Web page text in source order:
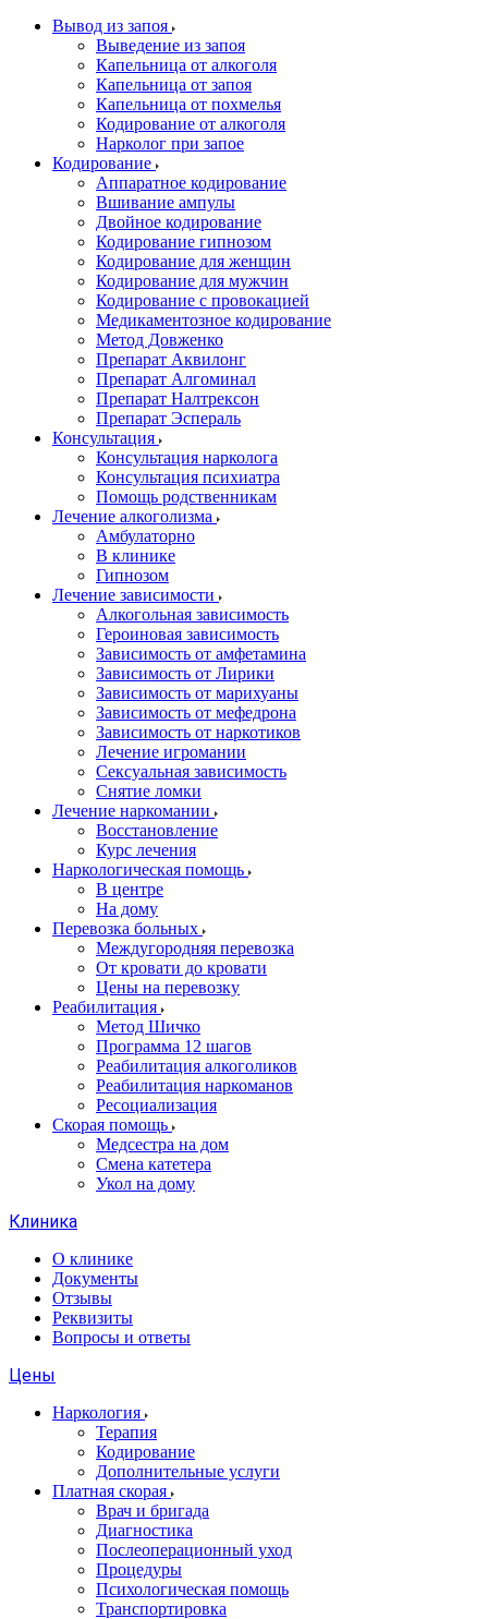
Вывод из запоя
Выведение из запоя
Капельница от алкоголя
Капельница от запоя
Капельница от похмелья
Кодирование от алкоголя
Нарколог при запое
Кодирование
Аппаратное кодирование
Вшивание ампулы
Двойное кодирование
Кодирование гипнозом
Кодирование для женщин
Кодирование для мужчин
Кодирование с провокацией
Медикаментозное кодирование
Метод Довженко
Препарат Аквилонг
Препарат Алгоминал
Препарат Налтрексон
Препарат Эспераль
Консультация
Консультация нарколога
Консультация психиатра
Помощь родственникам
Лечение алкоголизма
Амбулаторно
В клинике
Гипнозом
Лечение зависимости
Алкогольная зависимость
Героиновая зависимость
Зависимость от амфетамина
Зависимость от Лирики
Зависимость от марихуаны
Зависимость от мефедрона
Зависимость от наркотиков
Лечение игромании
Сексуальная зависимость
Снятие ломки
Лечение наркомании
Восстановление
Курс лечения
Наркологическая помощь
В центре
На дому
Перевозка больных
Междугородняя перевозка
От кровати до кровати
Цены на перевозку
Реабилитация
Метод Шичко
Программа 12 шагов
Реабилитация алкоголиков
Реабилитация наркоманов
Ресоциализация
Скорая помощь
Медсестра на дом
Смена катетера
Укол на дому
Клиника
О клинике
Документы
Отзывы
Реквизиты
Вопросы и ответы
Цены
Наркология
Терапия
Кодирование
Дополнительные услуги
Платная скорая
Врач и бригада
Диагностика
Послеоперационный уход
Процедуры
Психологическая помощь
Транспортировка